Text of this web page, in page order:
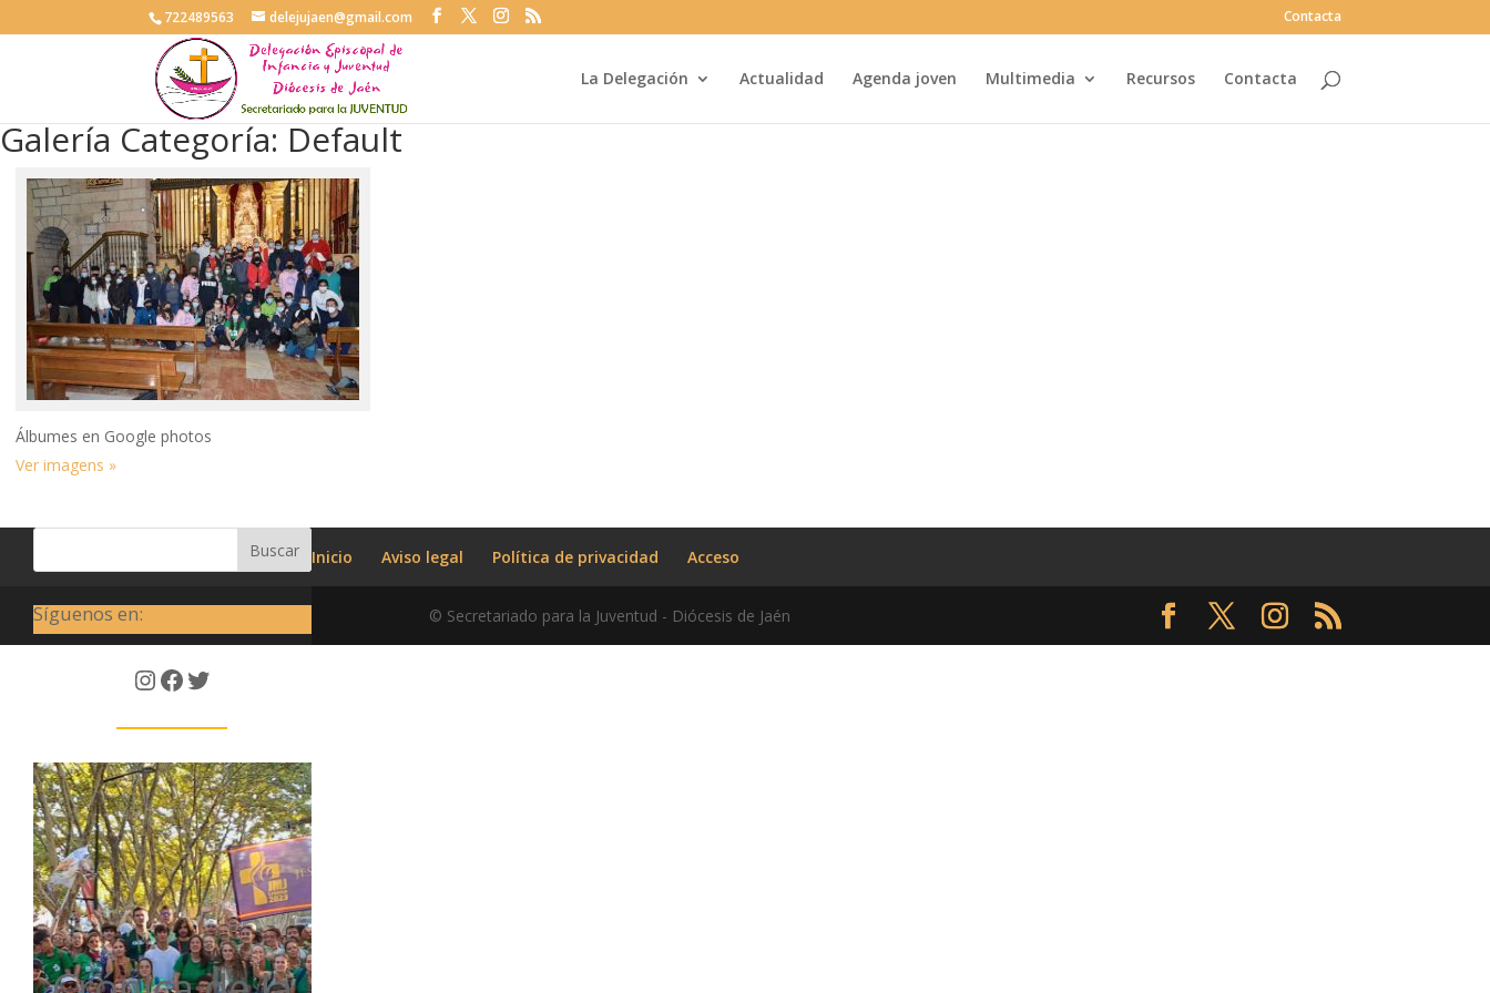
722489563 delejujaen@gmail.com Contacta
La Delegación Actualidad Agenda joven Multimedia Recursos Contacta
Galería Categoría: Default
Álbumes en Google photos
Ver imagens »
Buscar
Síguenos en:
Instagram
Facebook
Twitter
Inicio Aviso legal Política de privacidad Acceso
© Secretariado para la Juventud - Diócesis de Jaén